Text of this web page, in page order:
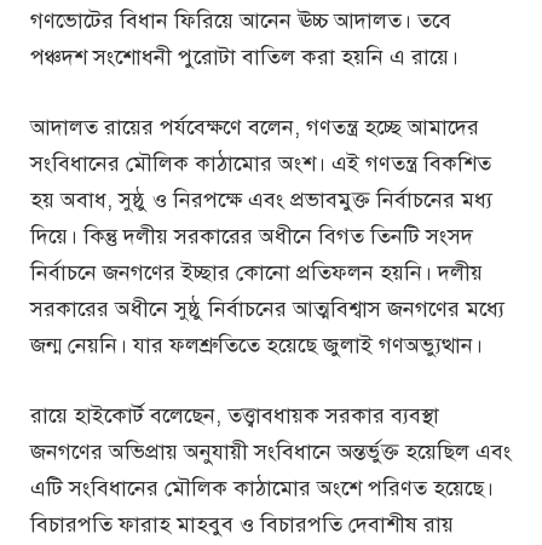
গণভোটের বিধান ফিরিয়ে আনেন ঊচ্চ আদালত। তবে
পঞ্চদশ সংশোধনী পুরোটা বাতিল করা হয়নি এ রায়ে।
আদালত রায়ের পর্যবেক্ষণে বলেন, গণতন্ত্র হচ্ছে আমাদের
সংবিধানের মৌলিক কাঠামোর অংশ। এই গণতন্ত্র বিকশিত
হয় অবাধ, সুষ্ঠু ও নিরপক্ষে এবং প্রভাবমুক্ত নির্বাচনের মধ্য
দিয়ে। কিন্তু দলীয় সরকারের অধীনে বিগত তিনটি সংসদ
নির্বাচনে জনগণের ইচ্ছার কোনো প্রতিফলন হয়নি। দলীয়
সরকারের অধীনে সুষ্ঠু নির্বাচনের আত্মবিশ্বাস জনগণের মধ্যে
জন্ম নেয়নি। যার ফলশ্রুতিতে হয়েছে জুলাই গণঅভ্যুত্থান।
রায়ে হাইকোর্ট বলেছেন, তত্ত্বাবধায়ক সরকার ব্যবস্থা
জনগণের অভিপ্রায় অনুযায়ী সংবিধানে অন্তর্ভুক্ত হয়েছিল এবং
এটি সংবিধানের মৌলিক কাঠামোর অংশে পরিণত হয়েছে।
বিচারপতি ফারাহ মাহবুব ও বিচারপতি দেবাশীষ রায়